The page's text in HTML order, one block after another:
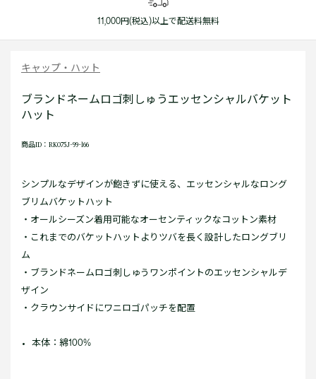
11,000円(税込)以上で配送料無料
キャップ・ハット
ブランドネームロゴ刺しゅうエッセンシャルバケット
ハット
商品ID：RK075J-99-166
シンプルなデザインが飽きずに使える、エッセンシャルなロング
ブリムバケットハット
・オールシーズン着用可能なオーセンティックなコットン素材
・これまでのバケットハットよりツバを長く設計したロングブリ
ム
・ブランドネームロゴ刺しゅうワンポイントのエッセンシャルデ
ザイン
・クラウンサイドにワニロゴパッチを配置
本体：綿100%